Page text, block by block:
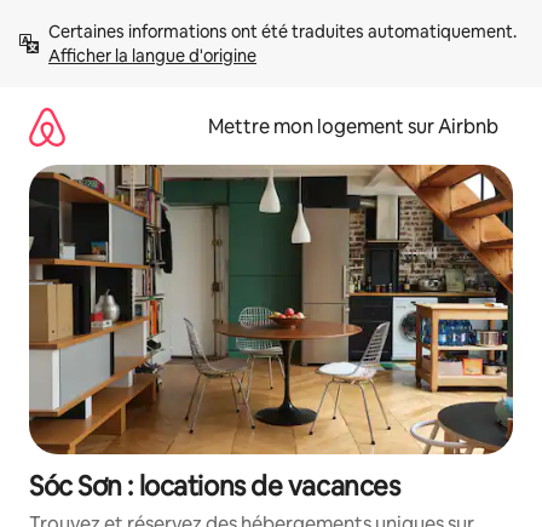
directement
Afficher la langue d'origine
Mettre mon logement sur Airbnb
Sóc Sơn : locations de vacances